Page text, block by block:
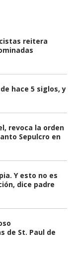
reitera
hace 5 siglos, y
revoca la orden
Sepulcro en
Y esto no es
dice padre
de St. Paul de